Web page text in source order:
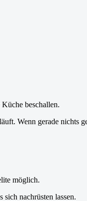
beschallen.
Wenn gerade nichts
möglich.
nachrüsten lassen.